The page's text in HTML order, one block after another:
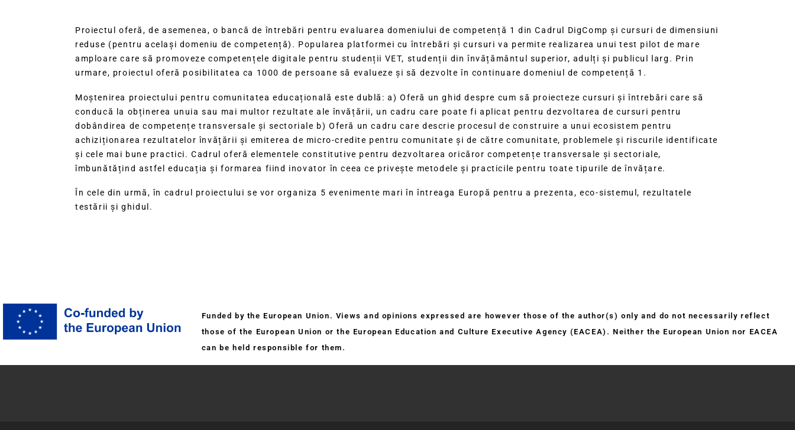
Proiectul oferă, de asemenea, o bancă de întrebări pentru evaluarea domeniului de competență 1 din Cadrul DigComp și cursuri de dimensiuni
reduse (pentru același domeniu de competență). Popularea platformei cu întrebări și cursuri va permite realizarea unui test pilot de mare
amploare care să promoveze competențele digitale pentru studenții VET, studenții din învățământul superior, adulți și publicul larg. Prin
urmare, proiectul oferă posibilitatea ca 1000 de persoane să evalueze și să dezvolte în continuare domeniul de competență 1.
Moștenirea proiectului pentru comunitatea educațională este dublă: a) Oferă un ghid despre cum să proiecteze cursuri și întrebări care să
conducă la obținerea unuia sau mai multor rezultate ale învățării, un cadru care poate fi aplicat pentru dezvoltarea de cursuri pentru
dobândirea de competențe transversale și sectoriale b) Oferă un cadru care descrie procesul de construire a unui ecosistem pentru
achiziționarea rezultatelor învățării și emiterea de micro-credite pentru comunitate și de către comunitate, problemele și riscurile identificate
și cele mai bune practici. Cadrul oferă elementele constitutive pentru dezvoltarea oricăror competențe transversale și sectoriale,
îmbunătățind astfel educația și formarea fiind inovator în ceea ce privește metodele și practicile pentru toate tipurile de învățare.
În cele din urmă, în cadrul proiectului se vor organiza 5 evenimente mari în întreaga Europă pentru a prezenta, eco-sistemul, rezultatele
testării și ghidul.
Funded by the European Union. Views and opinions expressed are however those of the author(s) only and do not necessarily reflect
those of the European Union or the European Education and Culture Executive Agency (EACEA). Neither the European Union nor EACEA
can be held responsible for them.